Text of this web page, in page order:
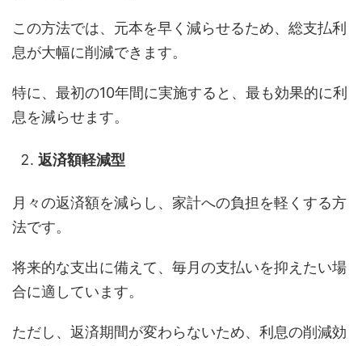
この方法では、元本を早く減らせるため、総支払利
息が大幅に削減できます。
特に、最初の10年間に実施すると、最も効果的に利
息を減らせます。
返済額軽減型
月々の返済額を減らし、家計への負担を軽くする方
法です。
将来的な支出に備えて、毎月の支払いを抑えたい場
合に適しています。
ただし、返済期間が変わらないため、利息の削減効